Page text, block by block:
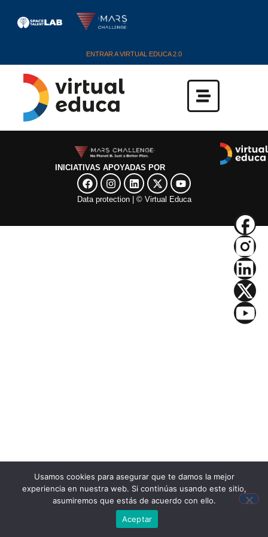
ENTRAR A VIRTUAL EDUCA 2.0
INICIATIVAS APOYADAS POR
Data protection​ | © Virtual Educa
Usamos cookies para asegurar que te damos la mejor
experiencia en nuestra web. Si continúas usando este sitio,
asumiremos que estás de acuerdo con ello.
Aceptar